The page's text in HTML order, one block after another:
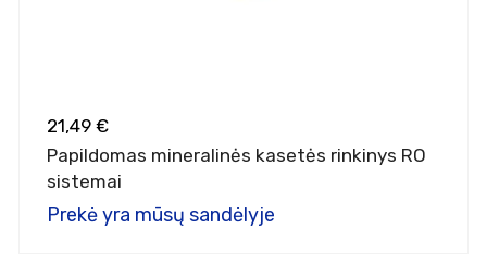
21,49 €
Papildomas mineralinės kasetės rinkinys RO
sistemai
Prekė yra mūsų sandėlyje